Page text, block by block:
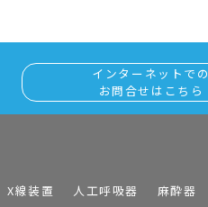
インターネットでの
お問合せはこちら
X線装置 人工呼吸器 麻酔器